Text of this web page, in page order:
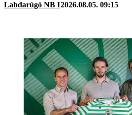
Labdarúgó NB I2026.08.05. 09:15